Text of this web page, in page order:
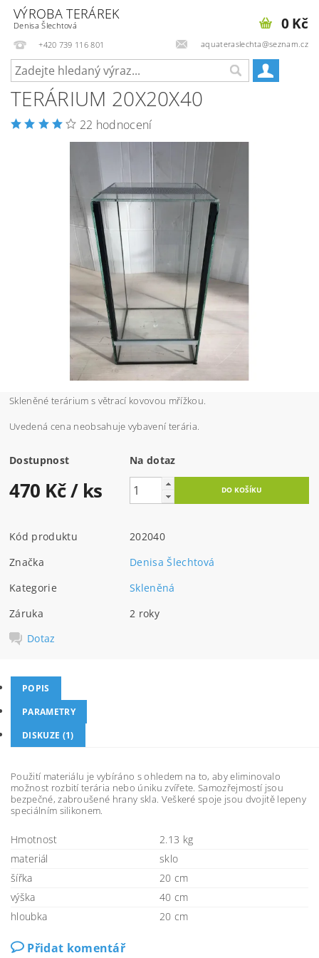
VÝROBA TERÁREK
Denisa Šlechtová
+420 739 116 801
aquateraslechta@seznam.cz
0 Kč
TERÁRIUM 20X20X40
22 hodnocení
Skleněné terárium s větrací kovovou mřížkou.
Uvedená cena neobsahuje vybavení terária.
Dostupnost Na dotaz
470 Kč/ ks
Kód produktu
202040
Značka
Denisa Šlechtová
Kategorie
Skleněná
Záruka
2 roky
Dotaz
POPIS
PARAMETRY
DISKUZE (1)
Použití materiálu je vybíráno s ohledem na to, aby eliminovalo
možnost rozbití terária nebo úniku zvířete. Samozřejmostí jsou
bezpečné, zabroušené hrany skla. Veškeré spoje jsou dvojitě lepeny
speciálním silikonem.
Hmotnost
2.13 kg
materiál
sklo
šířka
20 cm
výška
40 cm
hloubka
20 cm
Přidat komentář